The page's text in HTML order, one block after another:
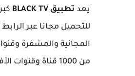
يعد تطبيق BLACK TV
للتحميل مجانا عبر
من 1000 قناة وقنوات الأفلام والمسلسلات أيضا.